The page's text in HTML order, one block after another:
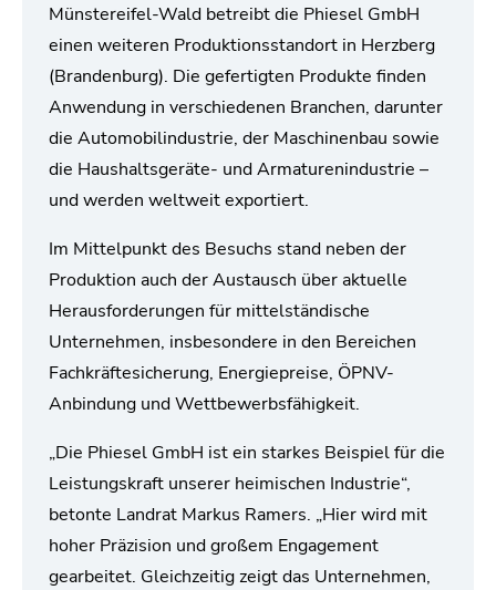
Münstereifel-Wald betreibt die Phiesel GmbH
einen weiteren Produktionsstandort in Herzberg
(Brandenburg). Die gefertigten Produkte finden
Anwendung in verschiedenen Branchen, darunter
die Automobilindustrie, der Maschinenbau sowie
die Haushaltsgeräte- und Armaturenindustrie –
und werden weltweit exportiert.
Im Mittelpunkt des Besuchs stand neben der
Produktion auch der Austausch über aktuelle
Herausforderungen für mittelständische
Unternehmen, insbesondere in den Bereichen
Fachkräftesicherung, Energiepreise, ÖPNV-
Anbindung und Wettbewerbsfähigkeit.
„Die Phiesel GmbH ist ein starkes Beispiel für die
Leistungskraft unserer heimischen Industrie“,
betonte Landrat Markus Ramers. „Hier wird mit
hoher Präzision und großem Engagement
gearbeitet. Gleichzeitig zeigt das Unternehmen,